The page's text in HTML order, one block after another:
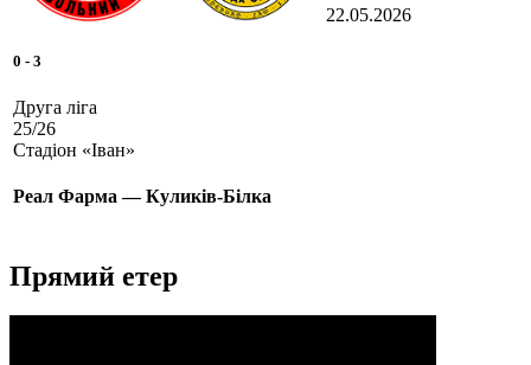
22.05.2026
0 - 3
Друга ліга
25/26
Стадіон «Іван»
Реал Фарма — Куликів-Білка
Прямий етер